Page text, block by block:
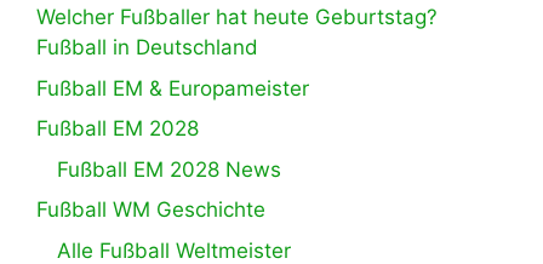
Welcher Fußballer hat heute Geburtstag?
Fußball in Deutschland
Fußball EM & Europameister
Fußball EM 2028
Fußball EM 2028 News
Fußball WM Geschichte
Alle Fußball Weltmeister